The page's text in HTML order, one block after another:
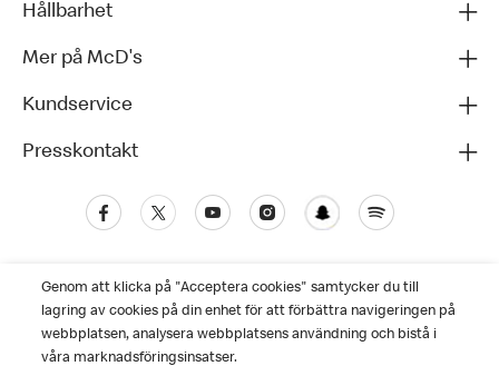
Hållbarhet
Mer på McD's
Kundservice
Presskontakt
Genom att klicka på "Acceptera cookies" samtycker du till
lagring av cookies på din enhet för att förbättra navigeringen på
webbplatsen, analysera webbplatsens användning och bistå i
våra marknadsföringsinsatser.